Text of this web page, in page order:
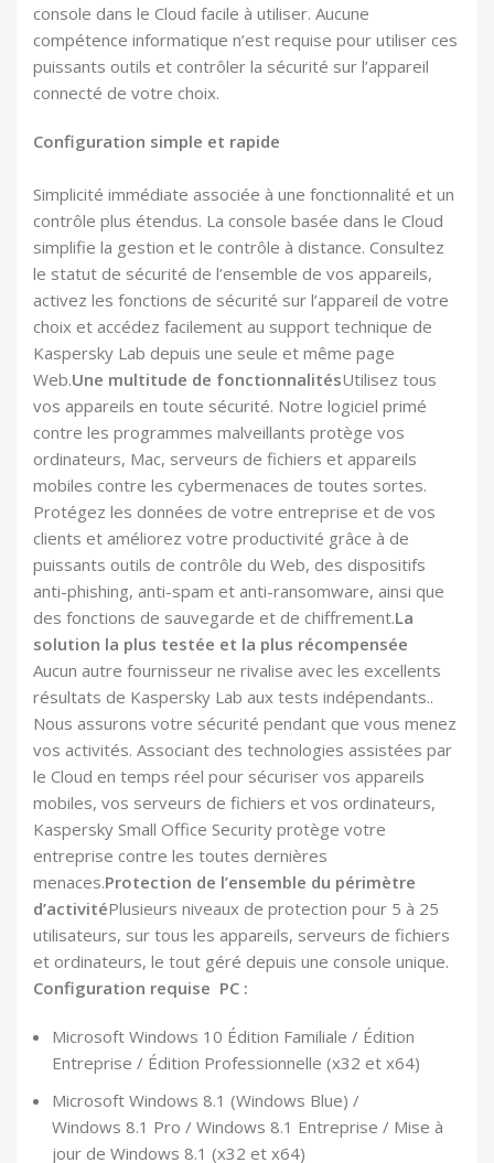
console dans le Cloud facile à utiliser. Aucune
compétence informatique n’est requise pour utiliser ces
puissants outils et contrôler la sécurité sur l’appareil
connecté de votre choix.
Configuration simple et rapide
Simplicité immédiate associée à une fonctionnalité et un
contrôle plus étendus. La console basée dans le Cloud
simplifie la gestion et le contrôle à distance. Consultez
le statut de sécurité de l’ensemble de vos appareils,
activez les fonctions de sécurité sur l’appareil de votre
choix et accédez facilement au support technique de
Kaspersky Lab depuis une seule et même page
Web.Une multitude de fonctionnalitésUtilisez tous
vos appareils en toute sécurité. Notre logiciel primé
contre les programmes malveillants protège vos
ordinateurs, Mac, serveurs de fichiers et appareils
mobiles contre les cybermenaces de toutes sortes.
Protégez les données de votre entreprise et de vos
clients et améliorez votre productivité grâce à de
puissants outils de contrôle du Web, des dispositifs
anti-phishing, anti-spam et anti-ransomware, ainsi que
des fonctions de sauvegarde et de chiffrement.La
solution la plus testée et la plus récompensée
Aucun autre fournisseur ne rivalise avec les excellents
résultats de Kaspersky Lab aux tests indépendants..
Nous assurons votre sécurité pendant que vous menez
vos activités. Associant des technologies assistées par
le Cloud en temps réel pour sécuriser vos appareils
mobiles, vos serveurs de fichiers et vos ordinateurs,
Kaspersky Small Office Security protège votre
entreprise contre les toutes dernières
menaces.Protection de l’ensemble du périmètre
d’activitéPlusieurs niveaux de protection pour 5 à 25
utilisateurs, sur tous les appareils, serveurs de fichiers
et ordinateurs, le tout géré depuis une console unique.
Configuration requise PC :
Microsoft Windows 10 Édition Familiale / Édition
Entreprise / Édition Professionnelle (x32 et x64)
Microsoft Windows 8.1 (Windows Blue) /
Windows 8.1 Pro / Windows 8.1 Entreprise / Mise à
jour de Windows 8.1 (x32 et x64)